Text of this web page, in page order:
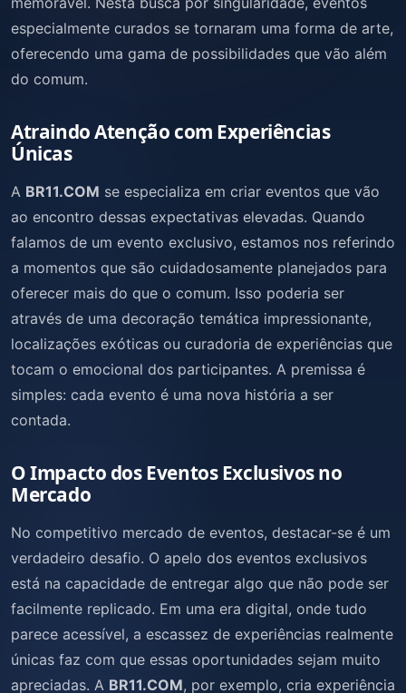
especialmente curados se tornaram uma forma de arte,
oferecendo uma gama de possibilidades que vão além
do comum.
Atraindo Atenção com Experiências
Únicas
A BR11.COM se especializa em criar eventos que vão
ao encontro dessas expectativas elevadas. Quando
falamos de um evento exclusivo, estamos nos referindo
a momentos que são cuidadosamente planejados para
oferecer mais do que o comum. Isso poderia ser
através de uma decoração temática impressionante,
localizações exóticas ou curadoria de experiências que
tocam o emocional dos participantes. A premissa é
simples: cada evento é uma nova história a ser
contada.
O Impacto dos Eventos Exclusivos no
Mercado
No competitivo mercado de eventos, destacar-se é um
verdadeiro desafio. O apelo dos eventos exclusivos
está na capacidade de entregar algo que não pode ser
facilmente replicado. Em uma era digital, onde tudo
parece acessível, a escassez de experiências realmente
únicas faz com que essas oportunidades sejam muito
apreciadas. A BR11.COM, por exemplo, cria experiência